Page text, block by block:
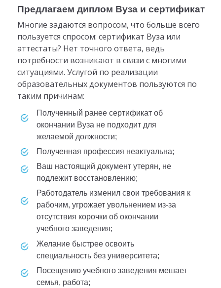
Предлагаем диплом Вуза и сертификат
Многие задаются вопросом, что больше всего
пользуется спросом: сертификат Вуза или
аттестаты? Нет точного ответа, ведь
потребности возникают в связи с многими
ситуациями. Услугой по реализации
образовательных документов пользуются по
таким причинам:
полученный ранее сертификат об
окончании Вуза не подходит для
желаемой должности;
полученная профессия неактуальна;
ваш настоящий документ утерян, не
подлежит восстановлению;
работодатель изменил свои требования к
рабочим, угрожает увольнением из-за
отсутствия корочки об окончании
учебного заведения;
желание быстрее освоить
специальность без университета;
посещению учебного заведения мешает
семья, работа;